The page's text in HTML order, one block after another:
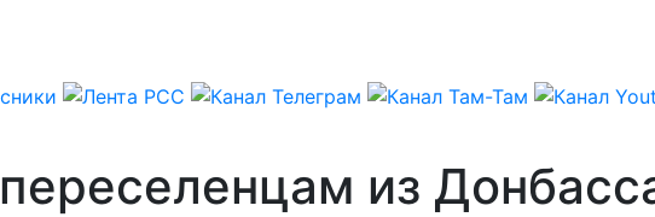
из